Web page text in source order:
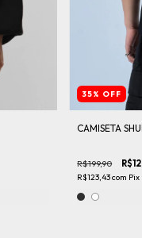
35% OFF
CAMISETA
R$199,90
R$123,43com Pix